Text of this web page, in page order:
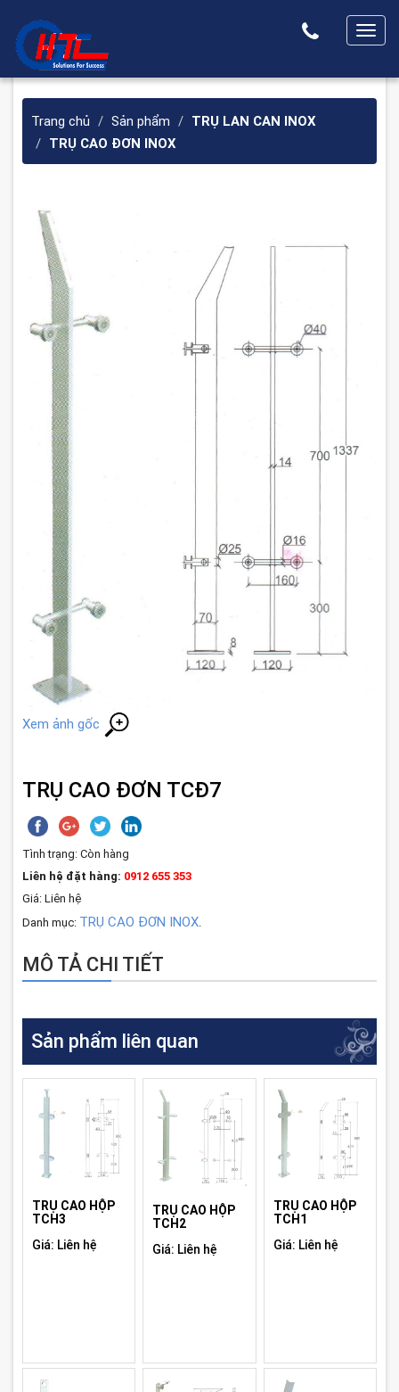
T
g
g
n
Trang chủ Sản phẩm
TRỤ LAN CAN INOX
TRỤ CAO ĐƠN INOX
Xem ảnh gốc
TRỤ CAO ĐƠN TCĐ7
Tình trạng: Còn hàng
Liên hệ đặt hàng: 0912 655 353
Giá: Liên hệ
Danh mục: TRỤ CAO ĐƠN INOX.
MÔ TẢ CHI TIẾT
Sản phẩm liên quan
TRỤ CAO HỘP
TCH3
Giá: Liên hệ
TRỤ CAO HỘP
TCH2
Giá: Liên hệ
TRỤ CAO HỘP
TCH1
Giá: Liên hệ